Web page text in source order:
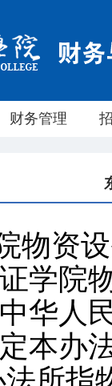
财务管理
物资
学院
华人
本办